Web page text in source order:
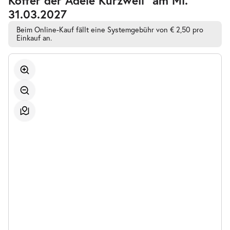
31.03.2027
Beim Online-Kauf fällt eine Systemgebühr von € 2,50 pro
Einkauf an.
Bestplatzwahl